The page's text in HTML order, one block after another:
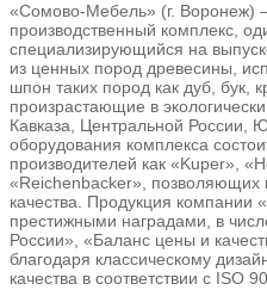
«Сомово-Мебель» (г. Воронеж)
производственный комплекс,
специализирующийся на
из ценных пород древесины,
шпон таких пород как дуб, бук,
произрастающие в
Кавказа, Центральной России,
оборудования комплекса
производителей как «Kuper»,
«Reichenbacker», позволяющих
качества. Продукция
престижными наградами, в
России», «Баланс цены и
благодаря классическому
качества в соответствии с ISO